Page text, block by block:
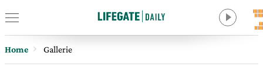
Home Gallerie